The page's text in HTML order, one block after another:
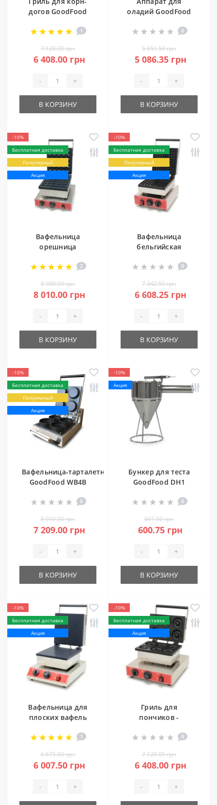
догов GoodFood
1
7 120.00 грн
6 408.00 грн
- +
В КОРЗИНУ
оладий GoodFood
0
5 651.50 грн
5 086.35 грн
- +
В КОРЗИНУ
-10%
Бесплатная доставка
Популярный
Акция
Вафельница
орешница
2
8 900.00 грн
8 010.00 грн
- +
В КОРЗИНУ
-10%
Бесплатная доставка
Популярный
Акция
Вафельница
бельгийская
0
7 342.50 грн
6 608.25 грн
- +
В КОРЗИНУ
-10%
Бесплатная доставка
Популярный
Акция
Вафельница‑тарталетница
GoodFood WB4B
0
8 010.00 грн
7 209.00 грн
- +
В КОРЗИНУ
-10%
Акция
Бункер для теста
GoodFood DH1
0
667.50 грн
600.75 грн
- +
В КОРЗИНУ
-10%
Бесплатная доставка
Акция
Вафельница для
плоских вафель
1
6 675.00 грн
6 007.50 грн
- +
-10%
Бесплатная доставка
Акция
Гриль для
пончиков -
донатсов GoodFood
0
7 120.00 грн
6 408.00 грн
- +